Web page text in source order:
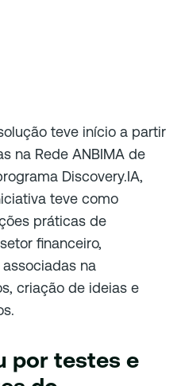
teve início a partir
na Rede ANBIMA de
Discovery.IA,
teve como
práticas de
financeiro,
na
criação de ideias e
por testes e